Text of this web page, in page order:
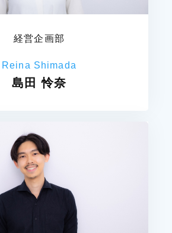
経営企画部
Reina Shimada
島田 怜奈